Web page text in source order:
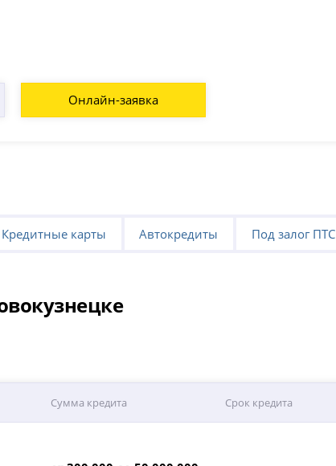
Онлайн-заявка
Кредитные карты Автокредиты Под залог ПТС
Сумма кредита Срок кредита